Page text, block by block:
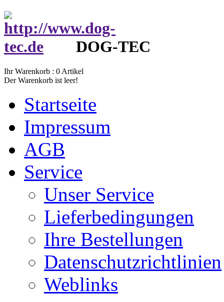
DOG-TEC
Ihr Warenkorb : 0 Artikel
Der Warenkorb ist leer!
Startseite
Impressum
AGB
Service
Unser Service
Lieferbedingungen
Ihre Bestellungen
Datenschutzrichtlinien
Weblinks